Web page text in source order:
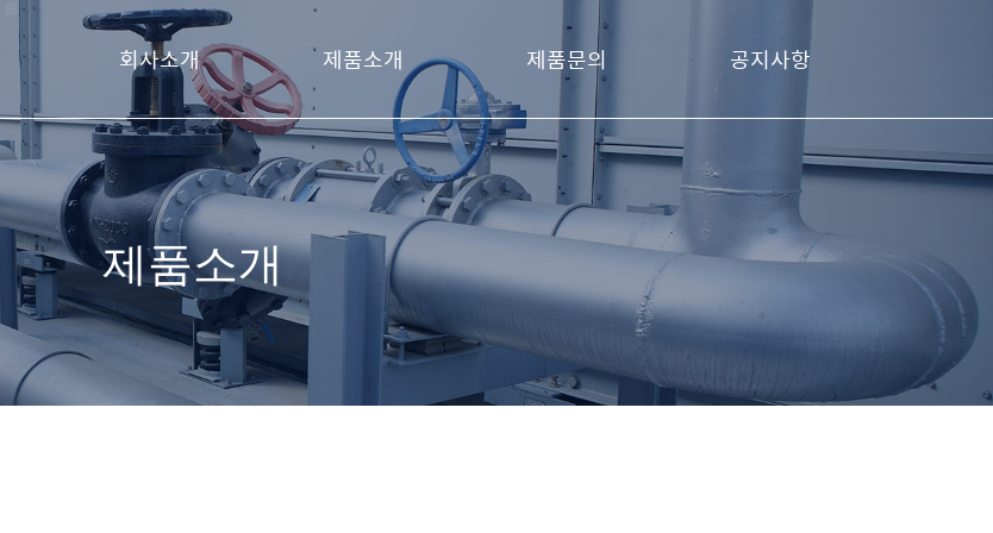
회사소개
회사소개
오시는 길
제품소개
자동밸브
제어기기
제품문의
제품문의
공지사항
제품소개